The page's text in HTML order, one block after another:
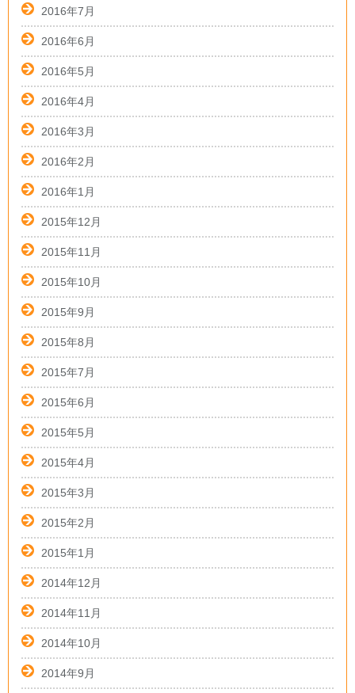
2016年7月
2016年6月
2016年5月
2016年4月
2016年3月
2016年2月
2016年1月
2015年12月
2015年11月
2015年10月
2015年9月
2015年8月
2015年7月
2015年6月
2015年5月
2015年4月
2015年3月
2015年2月
2015年1月
2014年12月
2014年11月
2014年10月
2014年9月